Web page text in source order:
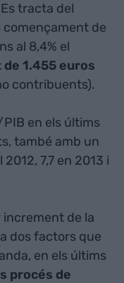
Es tracta del
de
al 8,4% el
1.455 euros
contribuents).
en els últims
també amb un
7,7 en 2013 i
increment de la
dos factors que
en els últims
procés de